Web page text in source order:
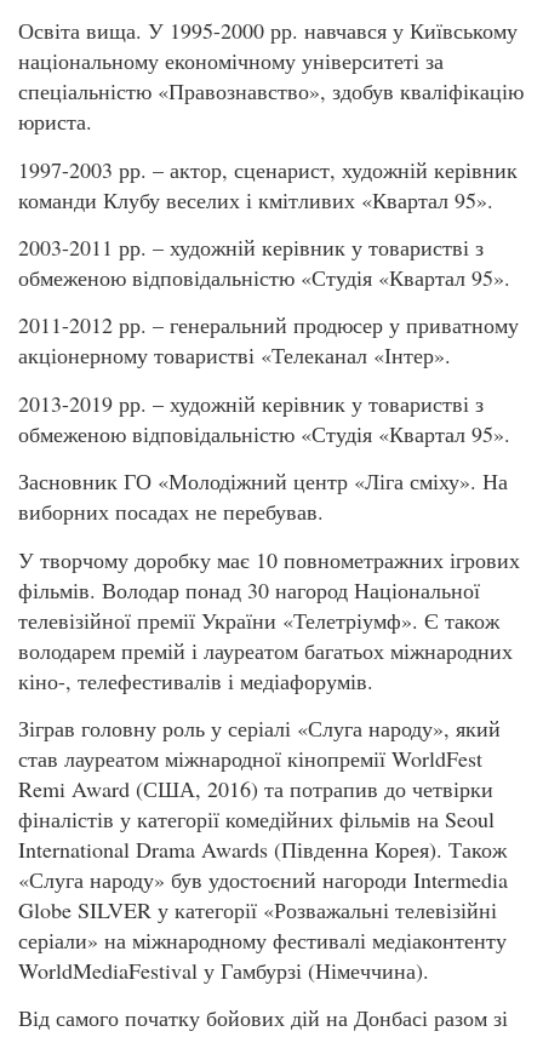
Освіта вища. У 1995-2000 рр. навчався у Київському
національному економічному університеті за
спеціальністю «Правознавство», здобув кваліфікацію
юриста.
1997-2003 рр. – актор, сценарист, художній керівник
команди Клубу веселих і кмітливих «Квартал 95».
2003-2011 рр. – художній керівник у товаристві з
обмеженою відповідальністю «Студія «Квартал 95».
2011-2012 рр. – генеральний продюсер у приватному
акціонерному товаристві «Телеканал «Інтер».
2013-2019 рр. – художній керівник у товаристві з
обмеженою відповідальністю «Студія «Квартал 95».
Засновник ГО «Молодіжний центр «Ліга сміху». На
виборних посадах не перебував.
У творчому доробку має 10 повнометражних ігрових
фільмів. Володар понад 30 нагород Національної
телевізійної премії України «Телетріумф». Є також
володарем премій і лауреатом багатьох міжнародних
кіно-, телефестивалів і медіафорумів.
Зіграв головну роль у серіалі «Слуга народу», який
став лауреатом міжнародної кінопремії WorldFest
Remi Award (США, 2016) та потрапив до четвірки
фіналістів у категорії комедійних фільмів на Seoul
International Drama Awards (Південна Корея). Також
«Слуга народу» був удостоєний нагороди Intermedia
Globe SILVER у категорії «Розважальні телевізійні
серіали» на міжнародному фестивалі медіаконтенту
WorldMediaFestival у Гамбурзі (Німеччина).
Від самого початку бойових дій на Донбасі разом зі